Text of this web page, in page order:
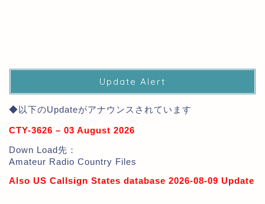
Update Alert
◆以下のUpdateがアナウンスされています
CTY-3626 – 03 August 2026
Down Load先：
Amateur Radio Country Files
Also US Callsign States database 2026-08-09 Update